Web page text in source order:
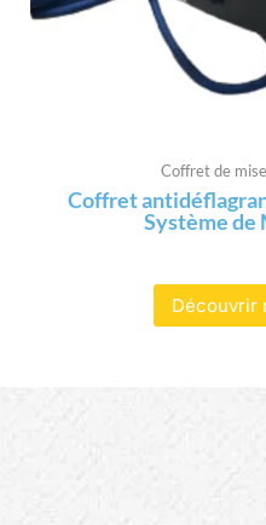
Coffret de
Coffret
Système de
Découvrir